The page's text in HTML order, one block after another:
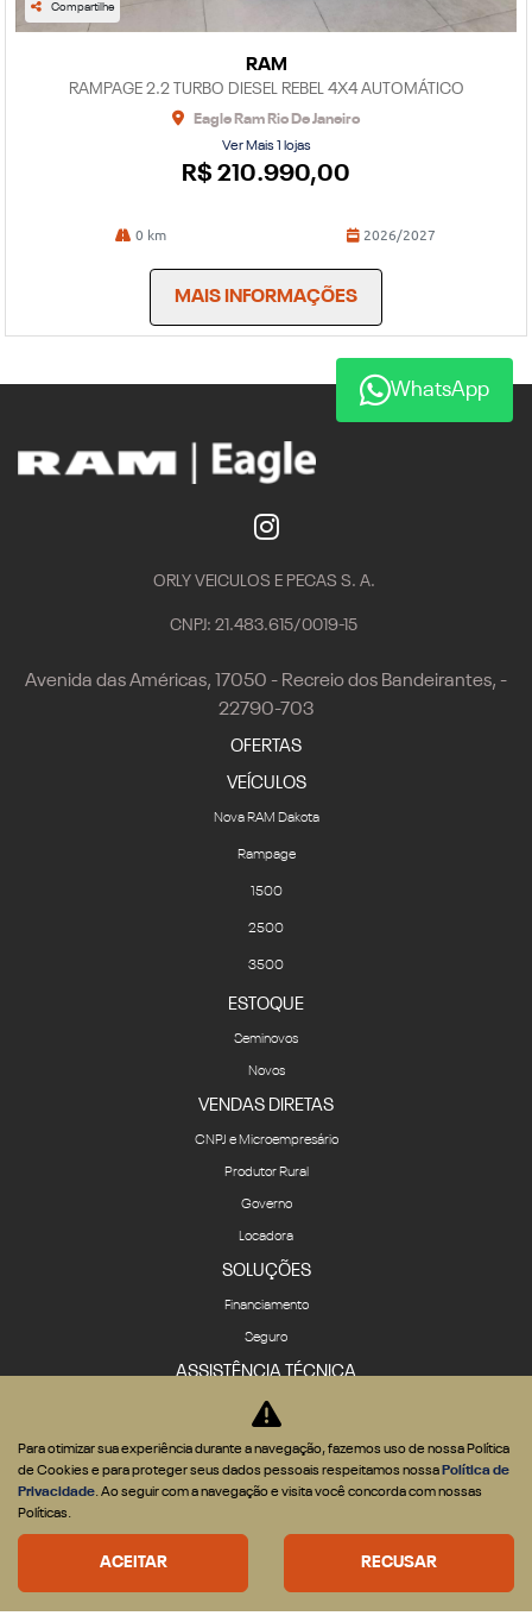
Compartilhe
RAM
RAMPAGE 2.2 TURBO DIESEL REBEL 4X4 AUTOMÁTICO
Eagle Ram Rio De Janeiro
Ver Mais 1 lojas
R$ 210.990,00
0 km 2026/2027
MAIS INFORMAÇÕES
ORLY VEICULOS E PECAS S. A.
CNPJ: 21.483.615/0019-15
Avenida das Américas, 17050 - Recreio dos Bandeirantes, -
22790-703
OFERTAS
VEÍCULOS
Nova RAM Dakota
Rampage
1500
2500
3500
ESTOQUE
Seminovos
Novos
VENDAS DIRETAS
CNPJ e Microempresário
Produtor Rural
Governo
Locadora
SOLUÇÕES
Financiamento
Seguro
ASSISTÊNCIA TÉCNICA
Revisões e serviços
CONTATO
Quem Somos
WhatsApp
Para otimizar sua experiência durante a navegação, fazemos uso de nossa Política
de Cookies e para proteger seus dados pessoais respeitamos nossa Política de
Privacidade. Ao seguir com a navegação e visita você concorda com nossas
Políticas.
ACEITAR RECUSAR